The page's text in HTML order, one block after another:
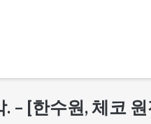
– [한수원, 체코